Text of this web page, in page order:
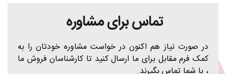
تماس برای مشاوره
، با شما تماس بگیرند.